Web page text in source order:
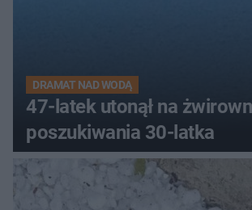
DRAMAT NAD WODĄ
47-latek utonął na
poszukiwania 30-latka